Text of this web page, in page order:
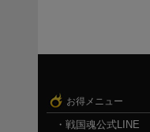
お得メニュー
戦国魂公式LINE